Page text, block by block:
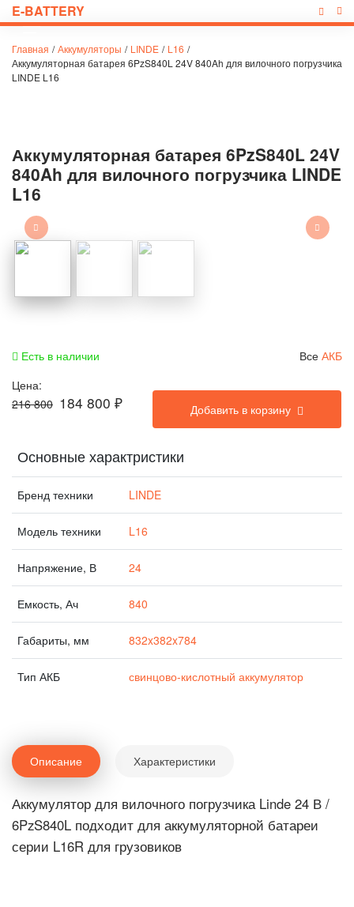
E-BATTERY
Главная / Аккумуляторы / LINDE / L16 /
Аккумуляторная батарея 6PzS840L 24V 840Ah для вилочного погрузчика
LINDE L16
Аккумуляторная батарея 6PzS840L 24V
840Ah для вилочного погрузчика LINDE
L16
Есть в наличии Все АКБ
Цена:
216 800 184 800 ₽ Добавить в корзину
Основные характристики
Бренд техники LINDE
Модель техники L16
Напряжение, В 24
Емкость, Ач 840
Габариты, мм 832x382x784
Тип АКБ свинцово-кислотный аккумулятор
Описание Характеристики
Аккумулятор для вилочного погрузчика Linde 24 В /
6PzS840L подходит для аккумуляторной батареи
серии L16R для грузовиков